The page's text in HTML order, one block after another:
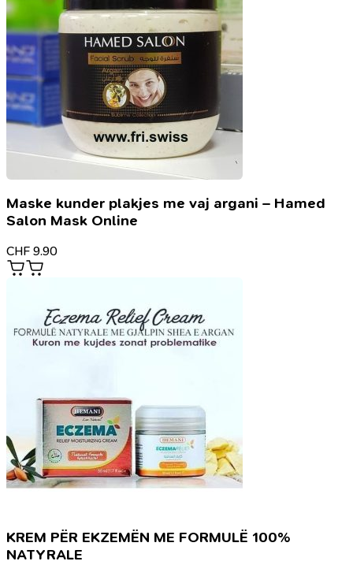
Maske kunder plakjes me vaj argani – Hamed
Salon Mask Online
CHF 9.90
KREM PËR EKZEMËN ME FORMULË 100%
NATYRALE